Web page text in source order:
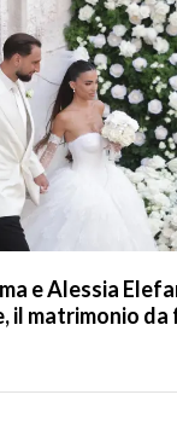
e Alessia
il matrimonio da